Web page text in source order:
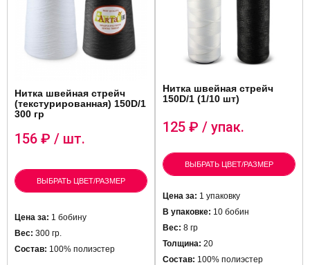
Нитка швейная стрейч
(текстурированная) 150D/1
300 гр
156 ₽ / шт.
ВЫБРАТЬ ЦВЕТ/РАЗМЕР
Цена за: 1 бобину
Вес: 300 гр.
Состав: 100% полиэстер
Нитка швейная стрейч
150D/1 (1/10 шт)
125 ₽ / упак.
ВЫБРАТЬ ЦВЕТ/РАЗМЕР
Цена за: 1 упаковку
В упаковке: 10 бобин
Вес: 8 гр
Толщина: 20
Состав: 100% полиэстер